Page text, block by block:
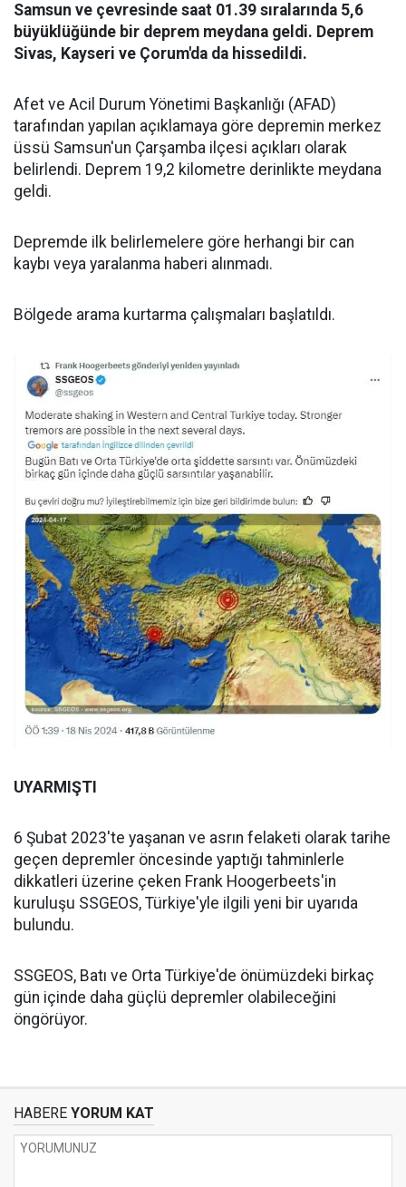
Samsun ve çevresinde saat 01.39 sıralarında 5,6
büyüklüğünde bir deprem meydana geldi. Deprem
Sivas, Kayseri ve Çorum'da da hissedildi.
Afet ve Acil Durum Yönetimi Başkanlığı (AFAD)
tarafından yapılan açıklamaya göre depremin merkez
üssü Samsun'un Çarşamba ilçesi açıkları olarak
belirlendi. Deprem 19,2 kilometre derinlikte meydana
geldi.
Depremde ilk belirlemelere göre herhangi bir can
kaybı veya yaralanma haberi alınmadı.
Bölgede arama kurtarma çalışmaları başlatıldı.
UYARMIŞTI
6 Şubat 2023'te yaşanan ve asrın felaketi olarak tarihe
geçen depremler öncesinde yaptığı tahminlerle
dikkatleri üzerine çeken Frank Hoogerbeets'in
kuruluşu SSGEOS, Türkiye'yle ilgili yeni bir uyarıda
bulundu.
SSGEOS, Batı ve Orta Türkiye'de önümüzdeki birkaç
gün içinde daha güçlü depremler olabileceğini
öngörüyor.
HABERE YORUM KAT